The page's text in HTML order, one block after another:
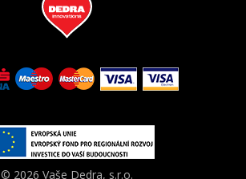
© 2026 Vaše Dedra, s.r.o.